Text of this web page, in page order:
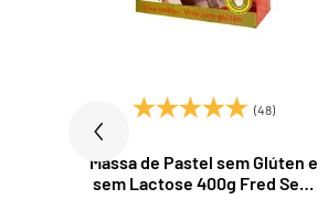
(48)
Massa de Pastel sem Glúten e
sem Lactose 400g Fred Sem